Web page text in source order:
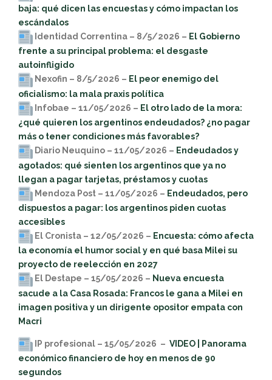
baja: qué dicen las encuestas y cómo impactan los
escándalos
Identidad Correntina – 8/5/2026 – El Gobierno
frente a su principal problema: el desgaste
autoinfligido
Nexofin – 8/5/2026 – El peor enemigo del
oficialismo: la mala praxis política
Infobae – 11/05/2026 – El otro lado de la mora:
¿qué quieren los argentinos endeudados? ¿no pagar
más o tener condiciones más favorables?
Diario Neuquino – 11/05/2026 – Endeudados y
agotados: qué sienten los argentinos que ya no
llegan a pagar tarjetas, préstamos y cuotas
Mendoza Post – 11/05/2026 – Endeudados, pero
dispuestos a pagar: los argentinos piden cuotas
accesibles
El Cronista – 12/05/2026 – Encuesta: cómo afecta
la economía el humor social y en qué basa Milei su
proyecto de reelección en 2027
El Destape – 15/05/2026 – Nueva encuesta
sacude a la Casa Rosada: Francos le gana a Milei en
imagen positiva y un dirigente opositor empata con
Macri
IP profesional – 15/05/2026 – VIDEO | Panorama
económico financiero de hoy en menos de 90
segundos